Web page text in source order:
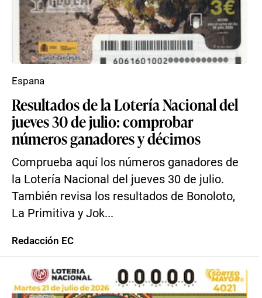
Resultados de la Lotería Nacional del
jueves 30 de julio: comprobar
números ganadores y décimos
Comprueba aquí los números ganadores de
la Lotería Nacional del jueves 30 de julio.
También revisa los resultados de Bonoloto,
La Primitiva y Jok...
Espana
Redacción EC